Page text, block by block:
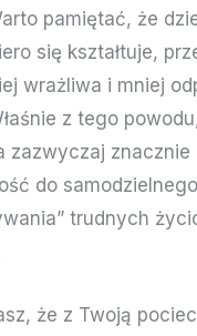
pamiętać, że
się kształtuje,
wrażliwa i mniej
z tego
zazwyczaj znacznie
do samodzielnego
trudnych
że z Twoją